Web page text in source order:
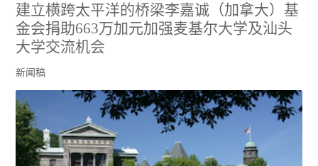
建立横跨太平洋的桥梁李嘉诚（加拿大）基
金会捐助663万加元加强麦基尔大学及汕头
大学交流机会
新闻稿